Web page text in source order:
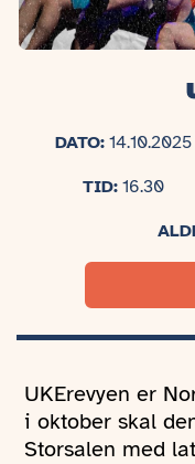
DATO: 14.10.2025
TID: 16.30
UKErevyen er
i oktober skal
Storsalen med